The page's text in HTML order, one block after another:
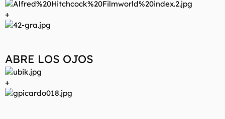
e
t
c
+
ABRE LOS OJOS
+